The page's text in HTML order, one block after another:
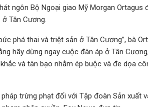
ngôn Bộ Ngoại giao Mỹ Morgan Ortagus
Tân Cương.
phá thai và triệt sản ở Tân Cương”, bà
hãy dừng ngay cuộc đàn áp ở Tân
và tàn bạo nhằm ép buộc và đe dọa
trừng phạt đối với Tập đoàn Sản xuất